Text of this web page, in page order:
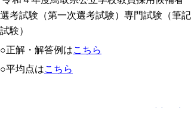
選考試験（第一次選考試験）専門試験（筆記
試験）
○正解・解答例はこちら
○平均点はこちら